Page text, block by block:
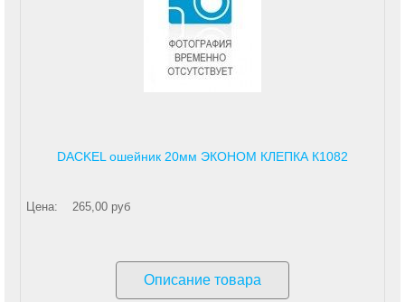
DACKEL ошейник 20мм ЭКОНОМ КЛЕПКА К1082
Цена: 265,00 руб
Описание товара